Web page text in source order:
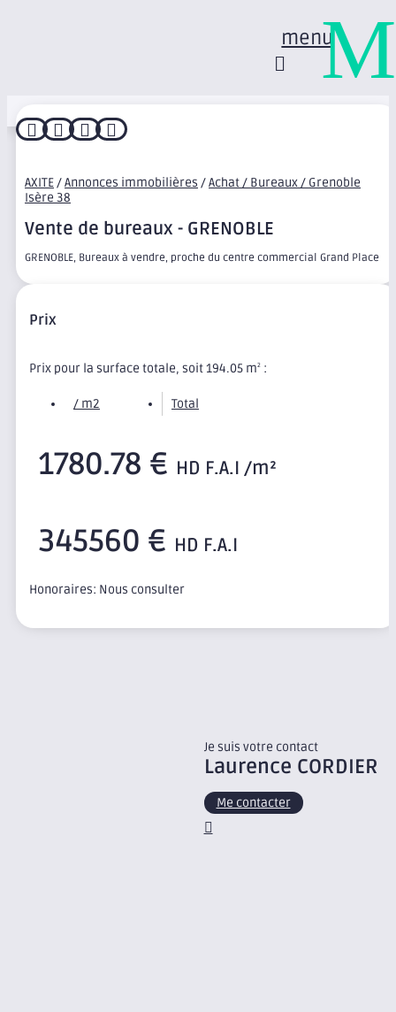
menu
   
AXITE/Annonces immobilières /Achat / Bureaux / Grenoble
Isère 38
Vente de bureaux - GRENOBLE
GRENOBLE, Bureaux à vendre, proche du centre commercial Grand Place
Prix
Prix pour la surface totale, soit 194.05 m2 :
/ m2 Total
1780.78 € HD F.A.I /m²
345560 € HD F.A.I
Honoraires: Nous consulter
Je suis votre contact
Laurence CORDIER
Me contacter
M